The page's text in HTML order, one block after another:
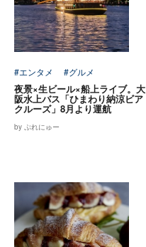
#エンタメ #グルメ
夜景×生ビール×船上ライブ。大
阪水上バス「ひまわり納涼ビア
クルーズ」8月より運航
by ぷれにゅー